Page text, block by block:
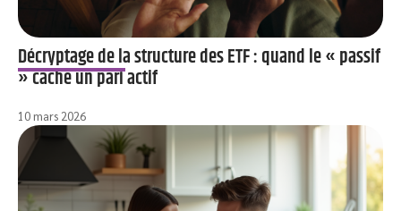
Décryptage de la structure des ETF : quand le « passif
» cache un pari actif
10 mars 2026